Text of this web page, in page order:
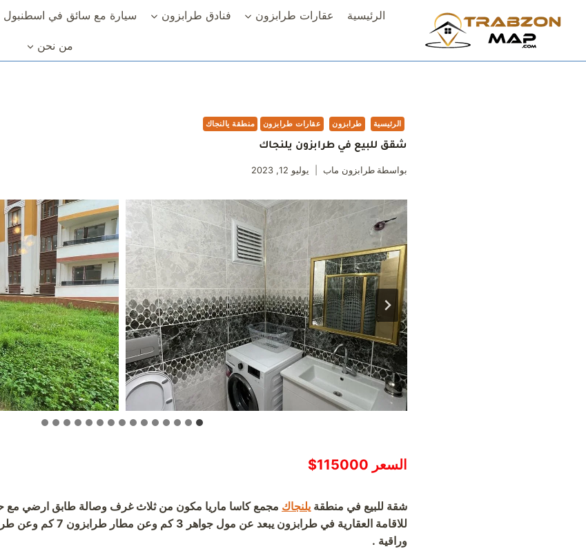
الرئيسية عقارات طرابزون فنادق طرابزون سيارة مع سائق في اسطنبول
من نحن
الرئيسية طرابزون عقارات طرابزون منطقة يالنجاك
شقق للبيع في طرابزون يلنجاك
بواسطة طرابزون ماب يوليو 12, 2023
السعر 115000$
شقة للبيع في منطقة يلنجاك مجمع كاسا ماريا مكون من ثلاث غرف وصالة طابق ارضي مع
وراقية .